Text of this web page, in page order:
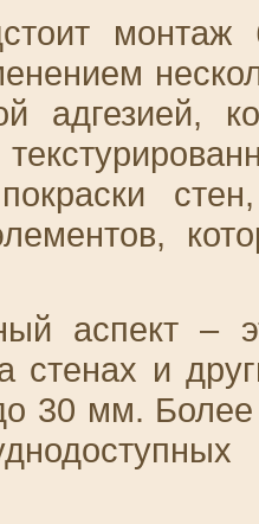
монтаж
адгезией,
аспект –
стенах и
30 мм.